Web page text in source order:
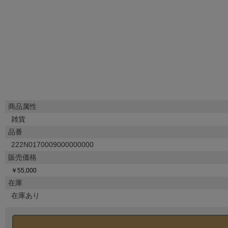
商品属性
雑貨
品番
222N0170009000000000
販売価格
￥55,000
在庫
在庫あり